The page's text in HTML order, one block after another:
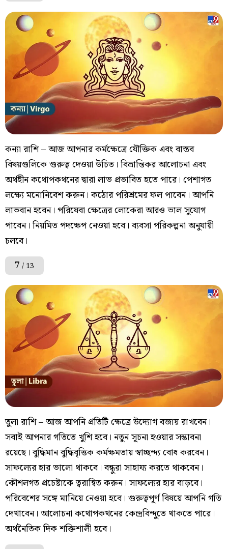
কন্যা রাশি – আজ আপনার কর্মক্ষেত্রে যৌক্তিক এবং বাস্তব
বিষয়গুলিকে গুরুত্ব দেওয়া উচিত। বিভ্রান্তিকর আলোচনা এবং
অর্থহীন কথোপকথনের দ্বারা লাভ প্রভাবিত হতে পারে। পেশাগত
লক্ষ্যে মনোনিবেশ করুন। কঠোর পরিশ্রমের ফল পাবেন। আপনি
লাভবান হবেন। পরিষেবা ক্ষেত্রের লোকেরা আরও ভাল সুযোগ
পাবেন। নিয়মিত পদক্ষেপ নেওয়া হবে। ব্যবসা পরিকল্পনা অনুযায়ী
চলবে।
7 / 13
তুলা রাশি – আজ আপনি প্রতিটি ক্ষেত্রে উদ্যোগ বজায় রাখবেন।
সবাই আপনার গতিতে খুশি হবে। নতুন সূচনা হওয়ার সম্ভাবনা
রয়েছে। বুদ্ধিমান বুদ্ধিবৃত্তিক কর্মক্ষমতায় স্বাচ্ছন্দ্য বোধ করবেন।
সাফল্যের হার ভালো থাকবে। বন্ধুরা সাহায্য করতে থাকবেন।
কৌশলগত প্রচেষ্টাকে ত্বরান্বিত করুন। সাফল্যের হার বাড়বে।
পরিবেশের সঙ্গে মানিয়ে নেওয়া হবে। গুরুত্বপূর্ণ বিষয়ে আপনি গতি
দেখাবেন। আলোচনা কথোপকথনের কেন্দ্রবিন্দুতে থাকতে পারে।
অর্থনৈতিক দিক শক্তিশালী হবে।